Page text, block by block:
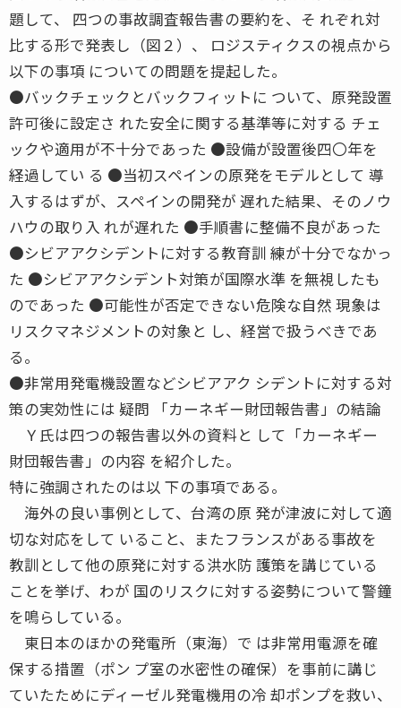
題して、 四つの事故調査報告書の要約を、そ れぞれ対
比する形で発表し（図２）、 ロジスティクスの視点から
以下の事項 についての問題を提起した。
●バックチェックとバックフィットに ついて、原発設置
許可後に設定さ れた安全に関する基準等に対する チェ
ックや適用が不十分であった ●設備が設置後四〇年を
経過してい る ●当初スペインの原発をモデルとして 導
入するはずが、スペインの開発が 遅れた結果、そのノウ
ハウの取り入 れが遅れた ●手順書に整備不良があった
●シビアアクシデントに対する教育訓 練が十分でなかっ
た ●シビアアクシデント対策が国際水準 を無視したも
のであった ●可能性が否定できない危険な自然 現象は
リスクマネジメントの対象と し、経営で扱うべきであ
る。
●非常用発電機設置などシビアアク シデントに対する対
策の実効性には 疑問 「カーネギー財団報告書」の結論
Ｙ氏は四つの報告書以外の資料と して「カーネギー
財団報告書」の内容 を紹介した。
特に強調されたのは以 下の事項である。
海外の良い事例として、台湾の原 発が津波に対して適
切な対応をして いること、またフランスがある事故を
教訓として他の原発に対する洪水防 護策を講じている
ことを挙げ、わが 国のリスクに対する姿勢について警鐘
を鳴らしている。
東日本のほかの発電所（東海）で は非常用電源を確
保する措置（ポン プ室の水密性の確保）を事前に講じ
ていたためにディーゼル発電機用の冷 却ポンプを救い、